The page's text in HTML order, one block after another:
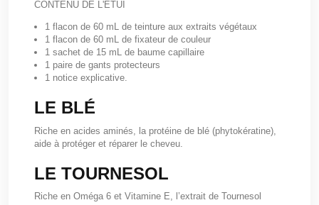
CONTENU DE L'ÉTUI
1 flacon de 60 mL de teinture aux extraits végétaux
1 flacon de 60 mL de fixateur de couleur
1 sachet de 15 mL de baume capillaire
1 paire de gants protecteurs
1 notice explicative.
LE BLÉ
Riche en acides aminés, la protéine de blé (phytokératine),
aide à protéger et réparer le cheveu.
LE TOURNESOL
Riche en Oméga 6 et Vitamine E, l’extrait de Tournesol